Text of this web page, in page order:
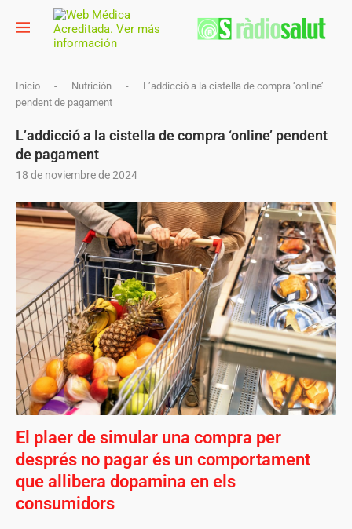
Inicio - Nutrición -
L’addicció a la cistella de compra ‘online’
pendent de pagament
L’addicció a la cistella de compra ‘online’ pendent
de pagament
18 de noviembre de 2024
El plaer de simular una compra per
després no pagar és un comportament
que allibera dopamina en els
consumidors